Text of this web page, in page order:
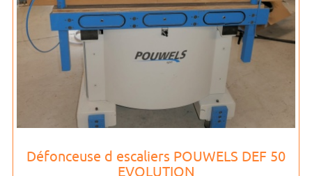
Défonceuse d escaliers POUWELS DEF 50
EVOLUTION